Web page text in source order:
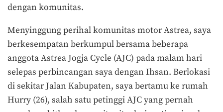
dengan komunitas.
Menyinggung perihal komunitas motor Astrea, saya
berkesempatan berkumpul bersama beberapa
anggota Astrea Jogja Cycle (AJC) pada malam hari
selepas perbincangan saya dengan Ihsan. Berlokasi
di sekitar Jalan Kabupaten, saya bertamu ke rumah
Hurry (26), salah satu petinggi AJC yang pernah